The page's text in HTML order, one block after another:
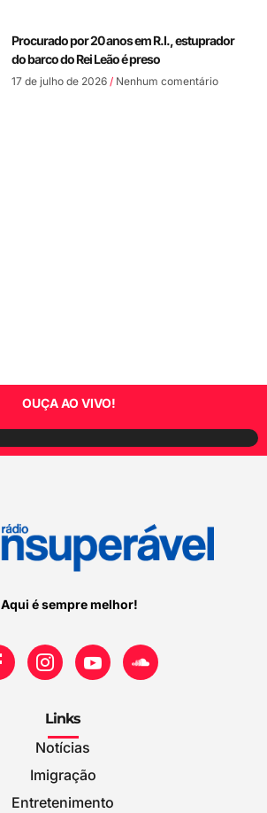
Procurado por 20 anos em R.I., estuprador
do barco do Rei Leão é preso
17 de julho de 2026 Nenhum comentário
OUÇA AO VIVO!
Aqui é sempre melhor!
Links
Notícias
Imigração
Entretenimento